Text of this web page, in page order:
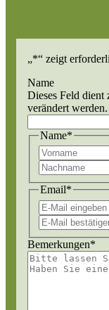
„*“ zeigt
Name
Dieses Feld dient
verändert werden.
Name*
Email*
Bemerkungen*